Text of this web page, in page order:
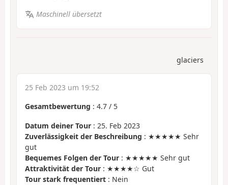
Maschinell übersetzt
glaciers
25 Feb 2023 um 19:52
Gesamtbewertung : 4.7 / 5
Datum deiner Tour : 25. Feb 2023
Zuverlässigkeit der Beschreibung : ★★★★★ Sehr
gut
Bequemes Folgen der Tour : ★★★★★ Sehr gut
Attraktivität der Tour : ★★★★☆ Gut
Tour stark frequentiert : Nein